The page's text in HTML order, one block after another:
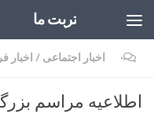
تربت ما
اخبار اجتماعی / اخبار ۰
اطلاعیه مراسم